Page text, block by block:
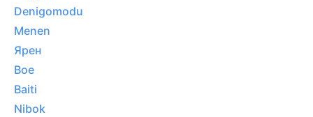
Denigomodu
Menen
Ярен
Boe
Baiti
Nibok